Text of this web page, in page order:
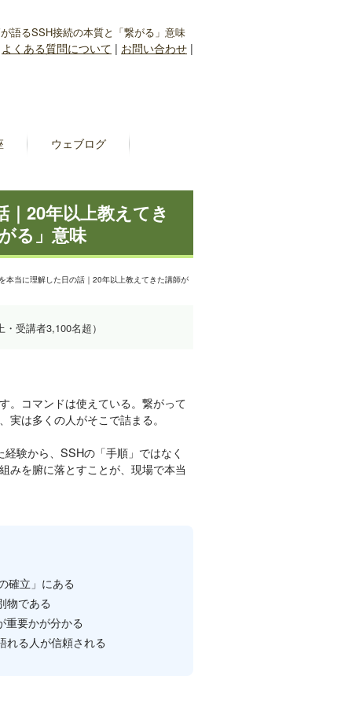
語るSSH接続の本質と「繋がる」意味
よくある質問について | お問い合わせ |
ウェブログ
20年以上教えてき
る」意味
本当に理解した日の話｜20年以上教えてきた講師が
受講者3,100名超）
。コマンドは使えている。繋がって
は多くの人がそこで詰まる。
験から、SSHの「手順」ではなく
みを腑に落とすことが、現場で本当
確立」にある
物である
重要かが分かる
れる人が信頼される